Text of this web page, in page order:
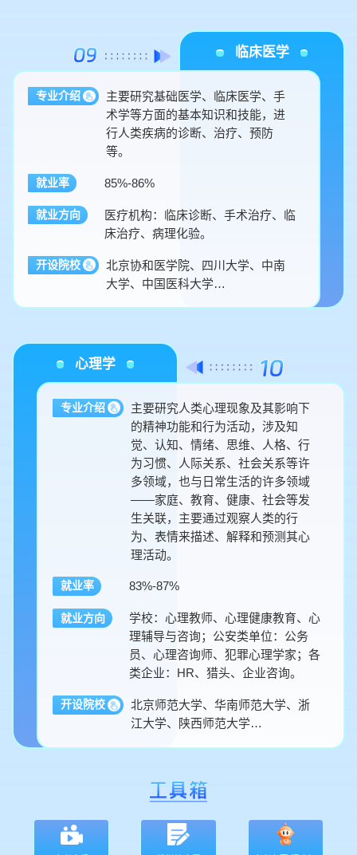
临床医学
专业介绍
主要研究基础医学、临床医学、手
术学等方面的基本知识和技能，进
行人类疾病的诊断、治疗、预防
等。
就业率 85%-86%
就业方向
医疗机构：临床诊断、手术治疗、临
床治疗、病理化验。
开设院校
北京协和医学院、四川大学、中南
大学、中国医科大学…
心理学
专业介绍
主要研究人类心理现象及其影响下
的精神功能和行为活动，涉及知
觉、认知、情绪、思维、人格、行
为习惯、人际关系、社会关系等许
多领域，也与日常生活的许多领域
——家庭、教育、健康、社会等发
生关联，主要通过观察人类的行
为、表情来描述、解释和预测其心
理活动。
就业率 83%-87%
就业方向
学校：心理教师、心理健康教育、心
理辅导与咨询；公安类单位：公务
员、心理咨询师、犯罪心理学家；各
类企业：HR、猎头、企业咨询。
开设院校
北京师范大学、华南师范大学、浙
江大学、陕西师范大学…